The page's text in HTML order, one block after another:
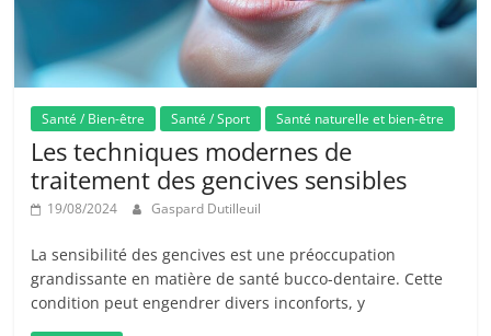
Santé / Bien-être Santé / Sport Santé naturelle et bien-être
Les techniques modernes de
traitement des gencives sensibles
19/08/2024 Gaspard Dutilleuil
La sensibilité des gencives est une préoccupation
grandissante en matière de santé bucco-dentaire. Cette
condition peut engendrer divers inconforts, y